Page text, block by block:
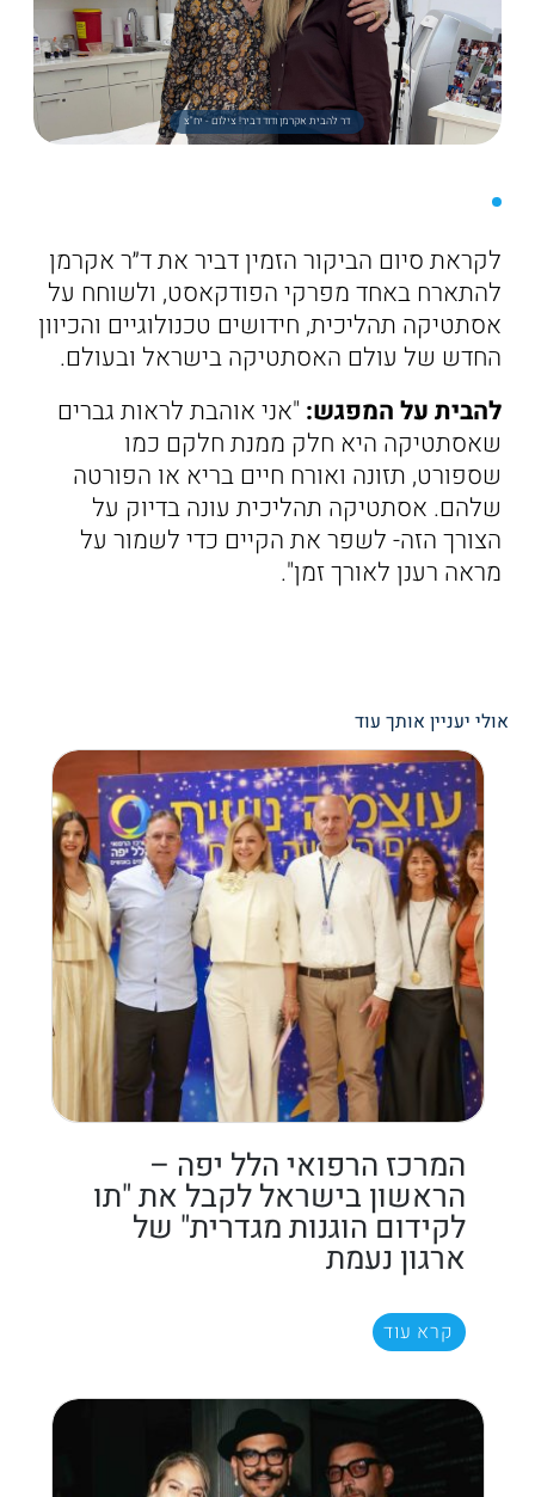
דר להבית אקרמן ודוד דביר! צילום - יח"צ
לקראת סיום הביקור הזמין דביר את ד״ר אקרמן
להתארח באחד מפרקי הפודקאסט, ולשוחח על
אסתטיקה תהליכית, חידושים טכנולוגיים והכיוון
החדש של עולם האסתטיקה בישראל ובעולם.
להבית על המפגש: "אני אוהבת לראות גברים
שאסתטיקה היא חלק ממנת חלקם כמו
שספורט, תזונה ואורח חיים בריא או הפורטה
שלהם. אסתטיקה תהליכית עונה בדיוק על
הצורך הזה- לשפר את הקיים כדי לשמור על
מראה רענן לאורך זמן".
אולי יעניין אותך עוד
המרכז הרפואי הלל יפה –
הראשון בישראל לקבל את "תו
לקידום הוגנות מגדרית" של
ארגון נעמת
קרא עוד